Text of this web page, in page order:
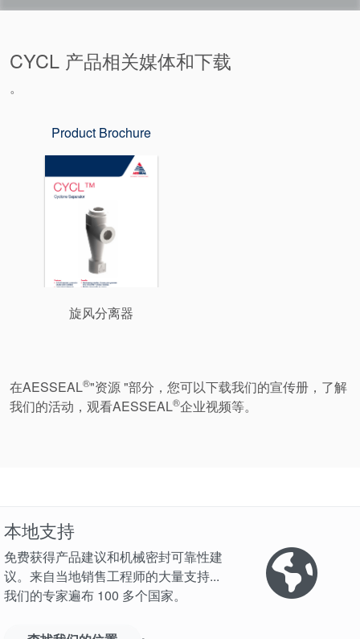
CYCL 产品相关媒体和下载
。
Product Brochure
旋风分离器
在AESSEAL®"资源 "部分，您可以下载我们的宣传册，了解
我们的活动，观看AESSEAL®企业视频等。
本地支持
免费获得产品建议和机械密封可靠性建
议。来自当地销售工程师的大量支持...
我们的专家遍布 100 多个国家。
。